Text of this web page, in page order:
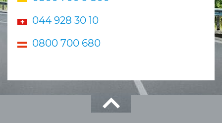
044 928 30 10
0800 700 680